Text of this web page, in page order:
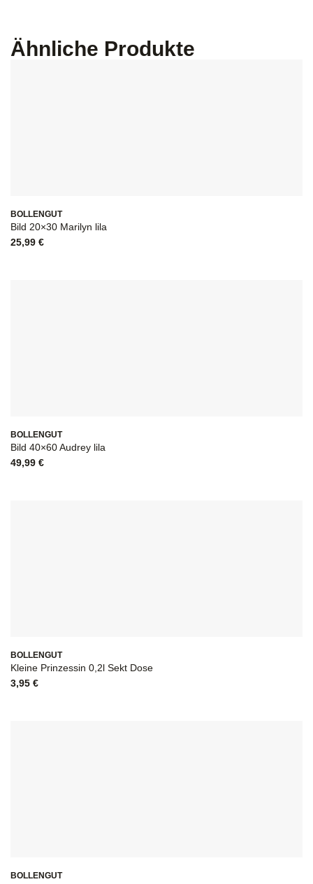
Ähnliche Produkte
BOLLENGUT
Bild 20×30 Marilyn lila
25,99 €
BOLLENGUT
Bild 40×60 Audrey lila
49,99 €
BOLLENGUT
Kleine Prinzessin 0,2l Sekt Dose
3,95 €
BOLLENGUT